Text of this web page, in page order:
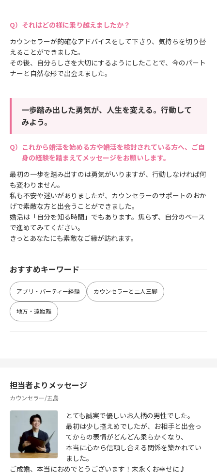
それはどの様に乗り越えましたか？
カウンセラーが的確なアドバイスをして下さり、気持ちを切り替
えることができました。
その後、自分らしさを大切にするようにしたことで、今のパート
ナーと自然な形で出会えました。
一歩踏み出した勇気が、人生を変える。行動して
みよう。
これから婚活を始める方や婚活を検討されている方へ、ご自
身の経験を踏まえてメッセージをお願いします。
最初の一歩を踏み出すのは勇気がいりますが、行動しなければ何
も変わりません。
私も不安や迷いがありましたが、カウンセラーのサポートのおか
げで素敵な方と出会うことができました。
婚活は「自分を知る時間」でもあります。焦らず、自分のペース
で進めてみてください。
きっとあなたにも素敵なご縁が訪れます。
おすすめキーワード
アプリ・パーティー経験 カウンセラーと二人三脚
地方・遠距離
担当者よりメッセージ
カウンセラー/五島
とても誠実で優しいお人柄の男性でした。
最初は少し控えめでしたが、お相手と出会っ
てからの表情がどんどん柔らかくなり、
本当に心から信頼し合える関係を築かれてい
ました。
ご成婚、本当におめでとうございます！末永くお幸せに♪